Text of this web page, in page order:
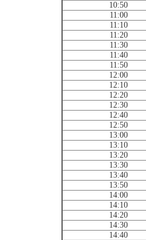
10:50
11:00
11:10
11:20
11:30
11:40
11:50
12:00
12:10
12:20
12:30
12:40
12:50
13:00
13:10
13:20
13:30
13:40
13:50
14:00
14:10
14:20
14:30
14:40